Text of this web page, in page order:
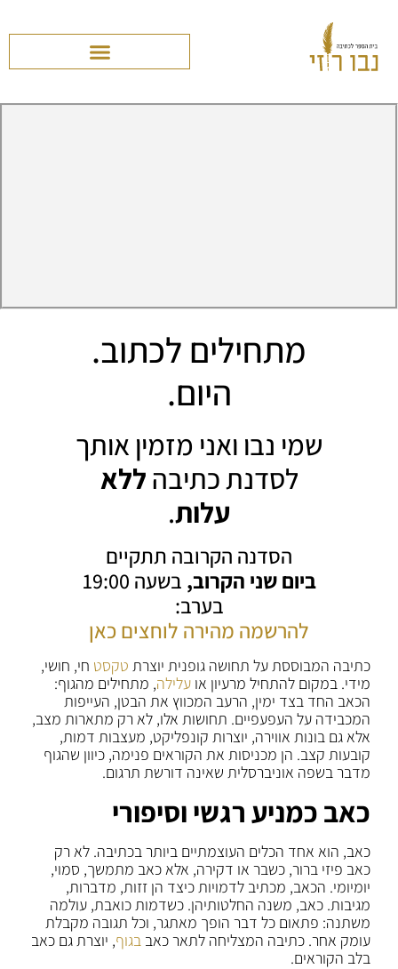
מתחילים לכתוב.
היום.
שמי נבו ואני מזמין אותך
לסדנת כתיבהללא
עלות.
הסדנה הקרובה תתקיים
ביום שני הקרוב,
בשעה 19:00
בערב:
להרשמה מהירה לוחצים כאן
כתיבה המבוססת על תחושה גופנית יוצרת טקסט חי, חושי,
מידי. במקום להתחיל מרעיון אועלילה, מתחילים מהגוף:
הכאב החד בצד ימין, הרעב המכווץ את הבטן, העייפות
המכבידה על העפעפיים. תחושות אלו, לא רק מתארות מצב,
אלא גם בונות אווירה, יוצרות קונפליקט, מעצבות דמות,
קובעות קצב. הן מכניסות את הקוראים פנימה, כיוון שהגוף
מדבר בשפה אוניברסלית שאינה דורשת תרגום.
כאב כמניע רגשי וסיפורי
כאב, הוא אחד הכלים העוצמתיים ביותר בכתיבה. לא רק
כאב פיזי ברור, כשבר או דקירה, אלא כאב מתמשך, סמוי,
יומיומי. הכאב, מכתיב לדמויות כיצד הן זזות, מדברות,
מגיבות. כאב, משנה החלטותיהן. כשדמות כואבת, עולמה
משתנה: פתאום כל דבר הופך מאתגר, וכל תגובה מקבלת
עומק אחר. כתיבה המצליחה לתאר כאבבגוף, יוצרת גם כאב
בלב הקוראים.